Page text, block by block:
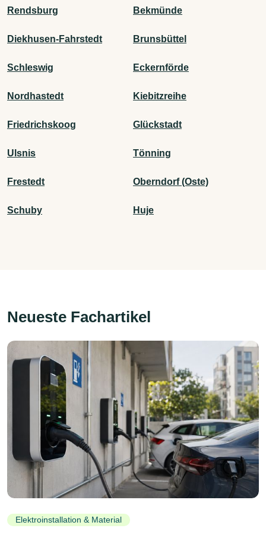
Rendsburg Bekmünde
Diekhusen-Fahrstedt Brunsbüttel
Schleswig Eckernförde
Nordhastedt Kiebitzreihe
Friedrichskoog Glückstadt
Ulsnis Tönning
Frestedt Oberndorf (Oste)
Schuby Huje
Neueste Fachartikel
Elektroinstallation & Material